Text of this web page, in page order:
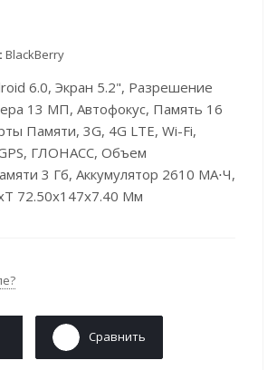
BlackBerry
6.0, Экран 5.2", Разрешение
13 МП, Автофокус, Память 16
Памяти, 3G, 4G LTE, Wi-Fi,
ГЛОНАСС, Объем
3 Гб, Аккумулятор 2610 МА⋅ч,
72.50x147x7.40 Мм
Сравнить